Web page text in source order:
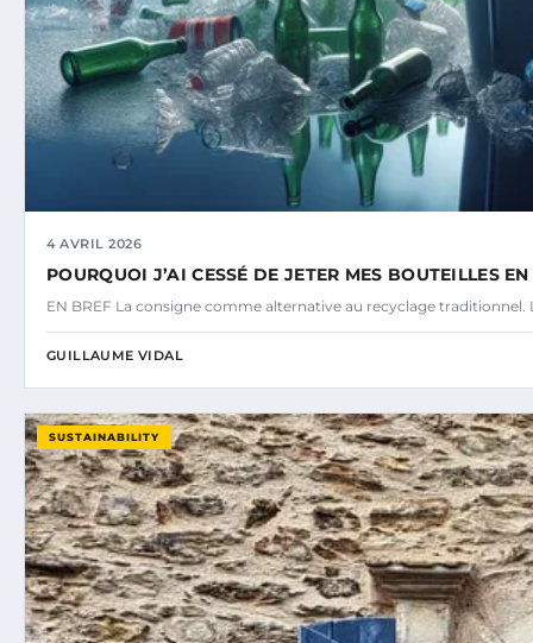
4 AVRIL 2026
POURQUOI J’AI CESSÉ DE JETER MES BOUTEILLES
EN BREF La consigne comme alternative au recyclage traditionnel.
GUILLAUME VIDAL
SUSTAINABILITY